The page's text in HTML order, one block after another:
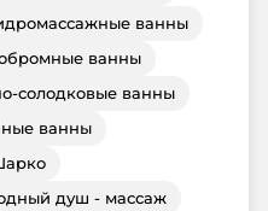
ванны
ванны
солодковые ванны
ванны
душ - массаж